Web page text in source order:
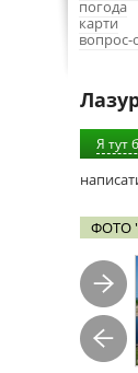
погода
карти
вопрос-
Я тут
ФОТО